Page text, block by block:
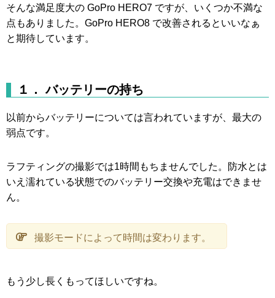
そんな満足度大の GoPro HERO7 ですが、いくつか不満な
点もありました。GoPro HERO8 で改善されるといいなぁ
と期待しています。
１． バッテリーの持ち
以前からバッテリーについては言われていますが、最大の
弱点です。
ラフティングの撮影では1時間もちませんでした。防水とは
いえ濡れている状態でのバッテリー交換や充電はできませ
ん。
撮影モードによって時間は変わります。
もう少し長くもってほしいですね。